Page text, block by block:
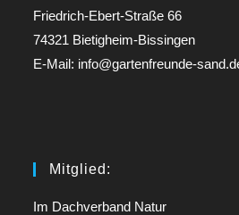
Friedrich-Ebert-Straße 66
74321 Bietigheim-Bissingen
E-Mail: info@gartenfreunde-
Mitglied:
Im Dachverband Natur